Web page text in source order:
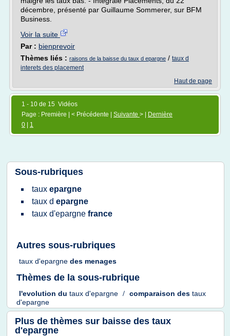
décembre, présenté par Guillaume Sommerer, sur BFM
Business.
Voir la suite
Par : bienprevoir
Thèmes liés : raisons de la baisse du taux d epargne / taux d
interets des placement
Haut de page
1 - 10 de 15 Vidéos
Page : Première | < Précédente | Suivante > |
Dernière
0
1
Sous-rubriques
taux epargne
taux d epargne
taux d'epargne france
Autres sous-rubriques
taux d'epargne des menages
Thèmes de la sous-rubrique
l'evolution du taux d'epargne / comparaison des taux
d'epargne
Plus de thèmes sur baisse des taux
d'epargne